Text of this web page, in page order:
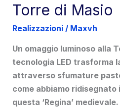
Torre di Masio
Realizzazioni/ Maxvh
Un omaggio luminoso alla
tecnologia LED trasforma
attraverso sfumature
come abbiamo
questa ‘Regina’ medievale.